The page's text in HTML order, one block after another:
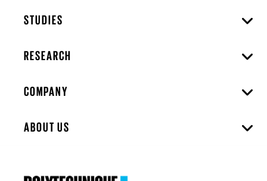
STUDIES
RESEARCH
COMPANY
ABOUT US